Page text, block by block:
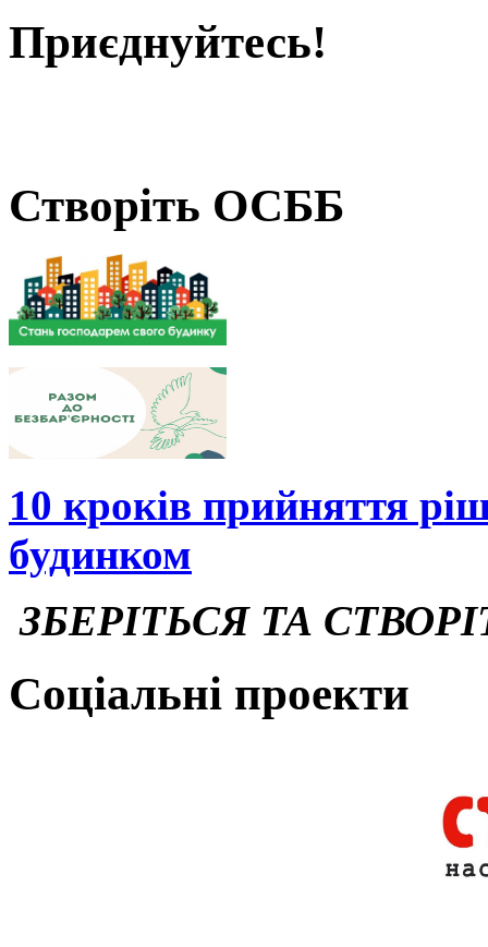
Приєднуйтесь!
Створіть ОСББ
10 кроків прийняття
будинком
ЗБЕРІТЬСЯ ТА
Соціальні проекти